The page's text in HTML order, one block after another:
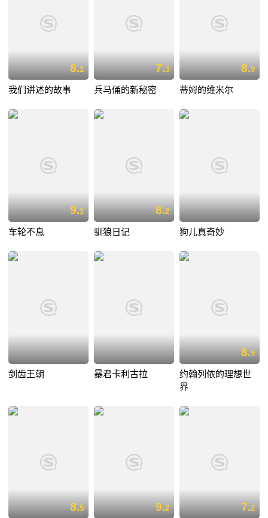
8.1
我们讲述的故事
7.3
兵马俑的新秘密
8.9
蒂姆的维米尔
9.1
车轮不息
8.2
驯狼日记 狗儿真奇妙
剑齿王朝 暴君卡利古拉
8.9
约翰列侬的理想世
界
8.5 9.2 7.2